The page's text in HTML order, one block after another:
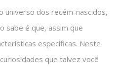
universo dos recém-nascidos,
sabe é que, assim que
específicas. Neste
que talvez você